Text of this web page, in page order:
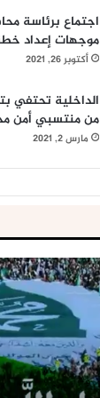
اجتماع برئاسة
موجهات إعداد خطة
أكتوبر 26, 2021
الداخلية تحتفي
من منتسبي أمن
مارس 2, 2021